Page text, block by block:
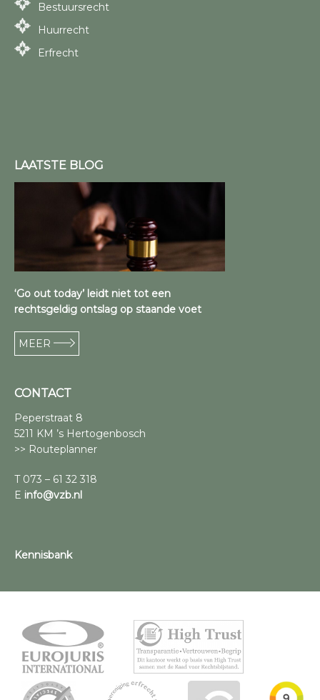
Bestuursrecht
Huurrecht
Erfrecht
LAATSTE BLOG
‘Go out today’ leidt niet tot een
rechtsgeldig ontslag op staande voet
MEER
CONTACT
Peperstraat 8
5211 KM ’s Hertogenbosch
>> Routeplanner
T 073 – 61 32 318
E info@vzb.nl
Kennisbank